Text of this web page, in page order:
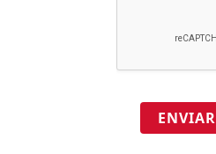
ENVIAR